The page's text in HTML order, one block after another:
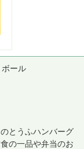
ール
とうふハンバーグ
の一品や弁当のお